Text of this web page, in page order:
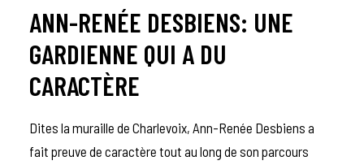
ANN-RENÉE DESBIENS: UNE
GARDIENNE QUI A DU
CARACTÈRE
Dites la muraille de Charlevoix, Ann-Renée Desbiens a
fait preuve de caractère tout au long de son parcours